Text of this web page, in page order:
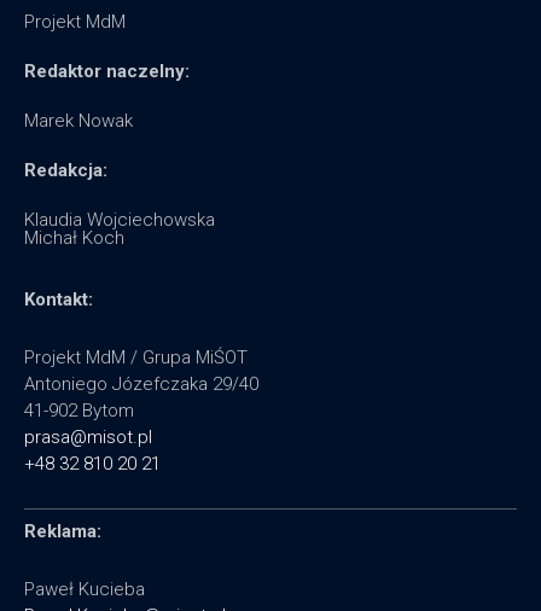
Projekt MdM
Redaktor naczelny:
Marek Nowak
Redakcja:
Klaudia Wojciechowska
Michał Koch
Kontakt:
Projekt MdM / Grupa MiŚOT
Antoniego Józefczaka 29/40
41-902 Bytom
prasa@misot.pl
+48 32 810 20 21
Reklama:
Paweł Kucieba